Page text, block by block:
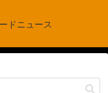
ドニュース